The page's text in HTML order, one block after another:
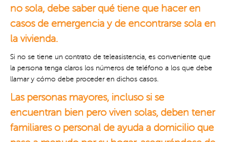
no sola, debe saber qué tiene que hacer en
casos de emergencia y de encontrarse sola en
la vivienda.
Si no se tiene un contrato de teleasistencia, es conveniente que
la persona tenga claros los números de teléfono a los que debe
llamar y cómo debe proceder en dichos casos.
Las personas mayores, incluso si se
encuentran bien pero viven solas, deben tener
familiares o personal de ayuda a domicilioque